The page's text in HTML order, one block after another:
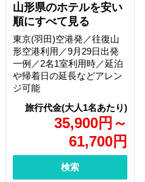
山形県のホテルを安い
順にすべて見る
35,900円 ～
61,700円
東京(羽田)空港発／往復山
形空港利用／9月29日出発
一例／2名1室利用時／延泊
や帰着日の延長などアレン
ジ可能
検索